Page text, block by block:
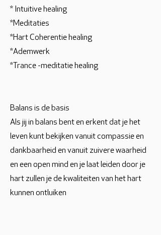
* Intuitive healing
*Meditaties
*Hart Coherentie healing
*Ademwerk
*Trance -meditatie healing
Balans is de basis
Als jij in balans bent en erkent dat je het
leven kunt bekijken vanuit compassie en
dankbaarheid en vanuit zuivere waarheid
en een open mind en je laat leiden door je
hart zullen je de kwaliteiten van het hart
kunnen ontluiken